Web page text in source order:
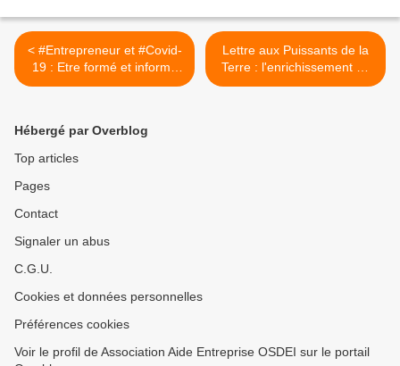
< #Entrepreneur et #Covid-
19 : Etre formé et informé
pour survivre.
Lettre aux Puissants de la
Terre : l'enrichissement de
quelques-uns se base sur
Hébergé par Overblog
Top articles
Pages
Contact
Signaler un abus
C.G.U.
Cookies et données personnelles
Préférences cookies
Voir le profil de Association Aide Entreprise OSDEI sur le portail